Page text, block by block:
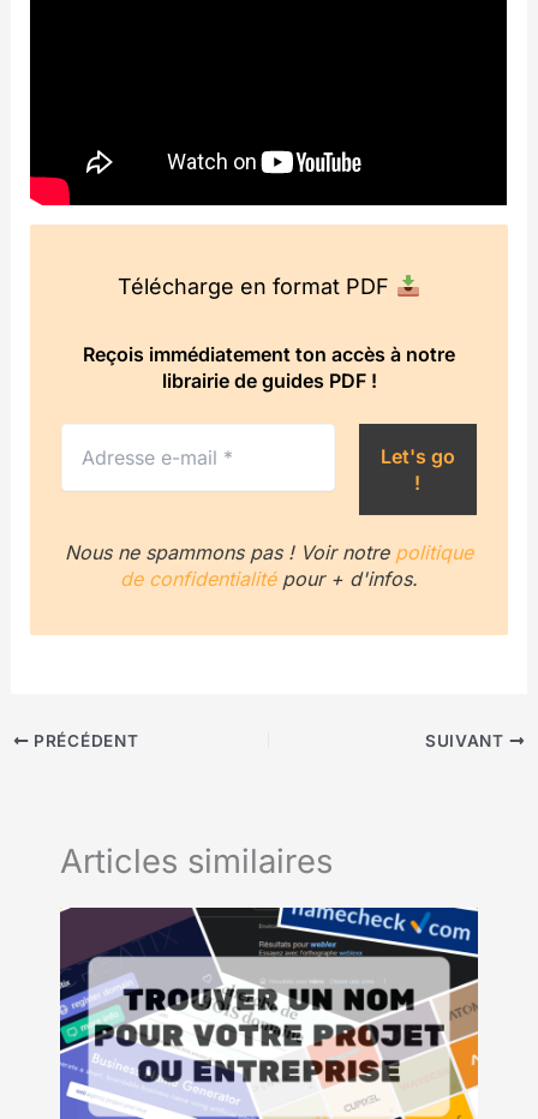
Télécharge en format PDF
Reçois immédiatement ton accès à notre
librairie de guides PDF !
Nous ne spammons pas ! Voir notre politique
de confidentialitépour + d'infos.
PRÉCÉDENT SUIVANT
Articles similaires